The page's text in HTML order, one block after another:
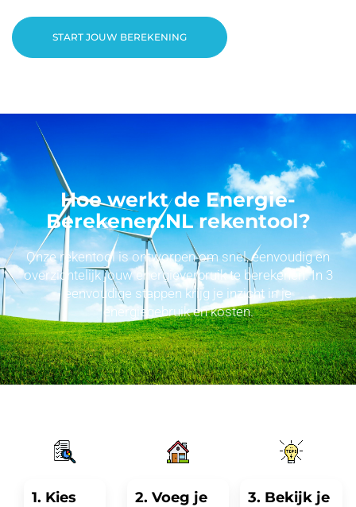
START JOUW BEREKENING
Hoe werkt de Energie-
Berekenen.NL rekentool?
Onze rekentool is ontworpen om snel, eenvoudig en
overzichtelijk jouw energieverbruik te berekenen. In 3
eenvoudige stappen krijg je inzicht in je
energiegebruik en kosten.
1. Kies
2. Voeg je
3. Bekijk je